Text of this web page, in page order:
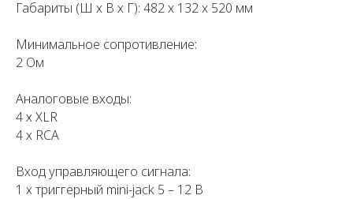
Габариты (Ш х В х Г): 482 x 132 x 520 мм
Минимальное сопротивление:
2 Ом
Аналоговые входы:
4 х XLR
4 х RCA
Вход управляющего сигнала:
1 х триггерный mini-jack 5 – 12 В